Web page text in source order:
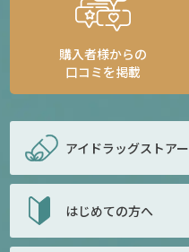
購入者様からの
口コミを掲載
アイドラッグストアー
はじめての方へ